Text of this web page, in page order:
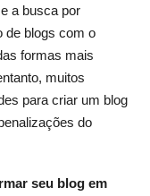
a busca por
de blogs com o
formas mais
muitos
para criar um blog
do
seu blog em